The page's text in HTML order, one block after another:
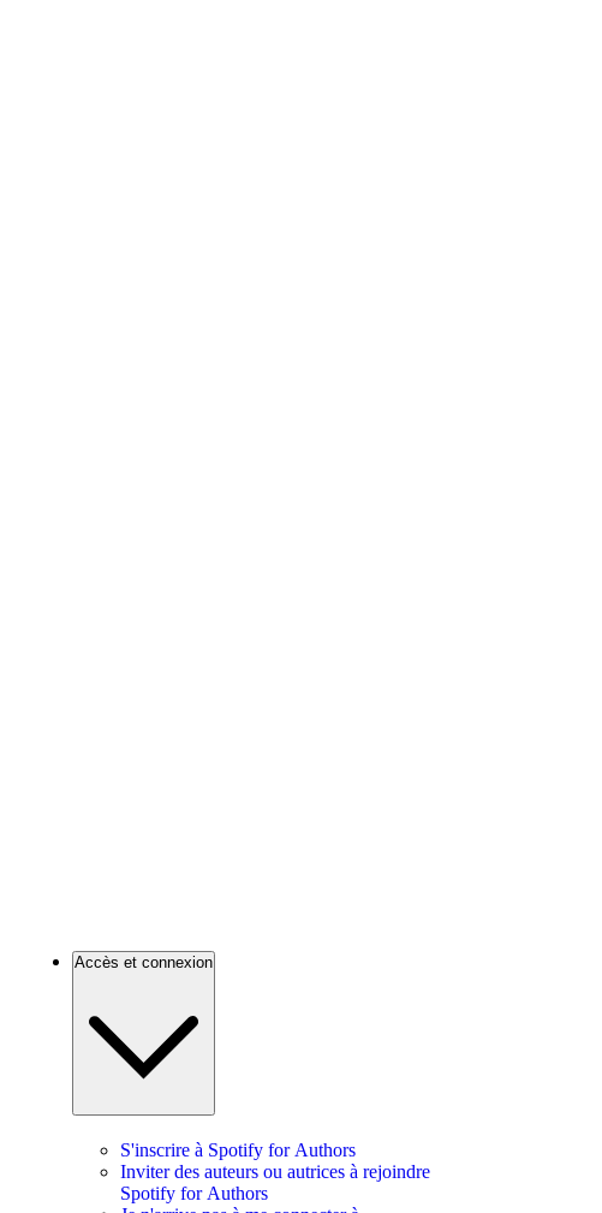
Accès et connexion
S'inscrire à Spotify for Authors
Inviter des auteurs ou autrices à rejoindre
Spotify for Authors